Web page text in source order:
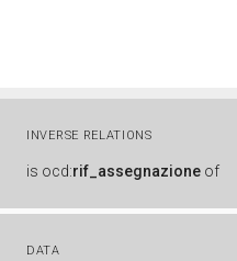
INVERSE RELATIONS
is ocd:rif_assegnazione of
DATA